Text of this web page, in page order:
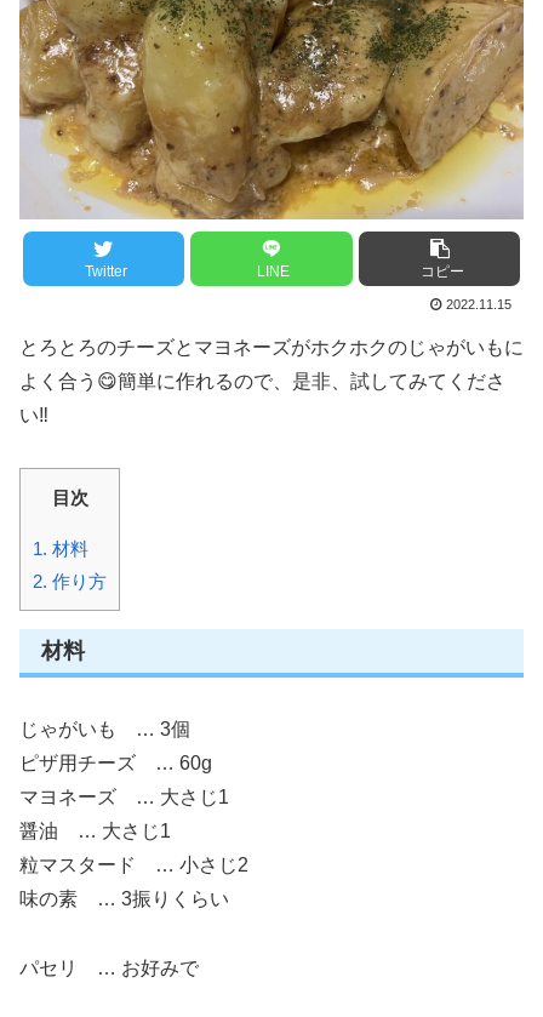
Twitter LINE コピー
2022.11.15
とろとろのチーズとマヨネーズがホクホクのじゃがいもに
よく合う😋簡単に作れるので、是非、試してみてくださ
い‼️
目次
1. 材料
2. 作り方
材料
じゃがいも … 3個
ピザ用チーズ … 60g
マヨネーズ … 大さじ1
醤油 … 大さじ1
粒マスタード … 小さじ2
味の素 … 3振りくらい
パセリ … お好みで